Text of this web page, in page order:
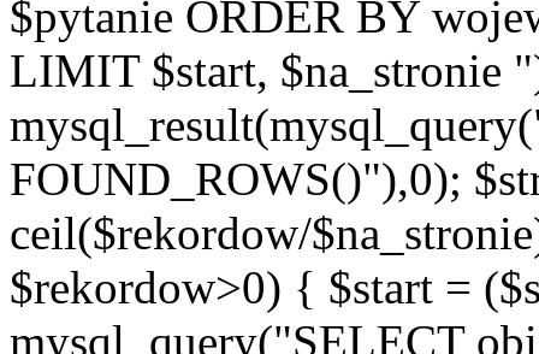
$pytanie ORDER BY
LIMIT $start, $na_stronie
FOUND_ROWS()"),0);
ceil($rekordow/
$rekordow>0) { $start =
mysql_query("SELECT